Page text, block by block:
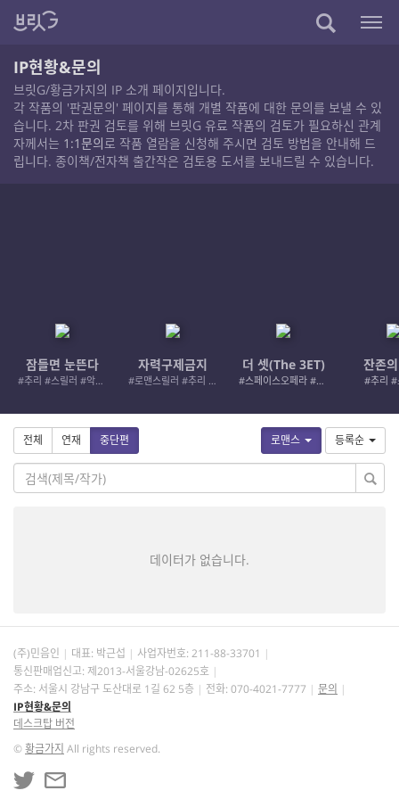
IP현황&문의
브릿G/황금가지의 IP 소개 페이지입니다.
각 작품의 '판권문의' 페이지를 통해 개별 작품에 대한 문의를 보낼 수 있
습니다. 2차 판권 검토를 위해 브릿G 유료 작품의 검토가 필요하신 관계
자께서는 1:1문의로 작품 열람을 신청해 주시면 검토 방법을 안내해 드
립니다. 종이책/전자책 출간작은 검토용 도서를 보내드릴 수 있습니다.
잠들면 눈뜬다
#추리 #스릴러 #악인 #로드레이지
자력구제금지
#로맨스릴러 #추리 #여성서사 #사적제재
더 셋(The 3ET)
#스페이스오페라 #우주활극
잔존
#추리 #
로맨스 등록순
전체 연재 중단편
데이터가 없습니다.
(주)민음인 대표: 박근섭 사업자번호: 211-88-33701
통신판매업신고: 제2013-서울강남-02625호
주소: 서울시 강남구 도산대로 1길 62 5층
전화: 070-4021-7777
문의
IP현황&문의
데스크탑 버전
©황금가지 All rights reserved.